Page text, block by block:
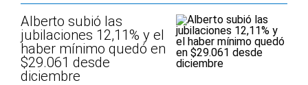
Alberto subió las
jubilaciones 12,11% y el
haber mínimo quedó en
$29.061 desde
diciembre